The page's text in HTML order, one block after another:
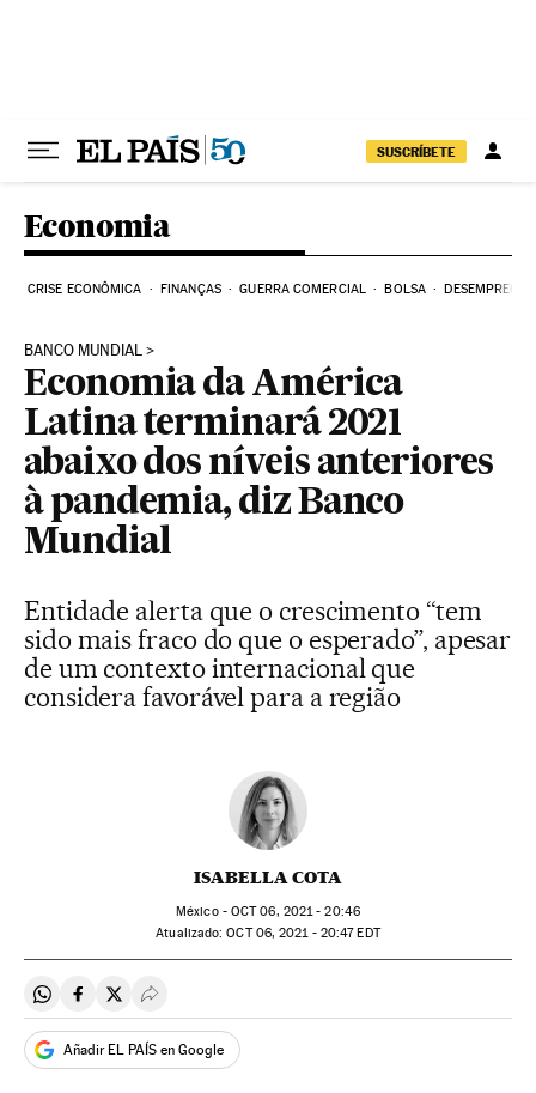
SUSCRÍBETE
Economia
CRISE ECONÔMICA FINANÇAS GUERRA COMERCIAL BOLSA DESEMPREGO
BANCO MUNDIAL
Economia da América
Latina terminará 2021
abaixo dos níveis anteriores
à pandemia, diz Banco
Mundial
Entidade alerta que o crescimento “tem
sido mais fraco do que o esperado”, apesar
de um contexto internacional que
considera favorável para a região
ISABELLA COTA
México - OCT06, 2021 - 20:46
atualizado: OCT06, 2021 - 20:47EDT
Compartir en Whatsapp
Compartir en Facebook
Compartir en Twitter
Desplegar Redes Sociales
Añadir EL PAÍS en Google